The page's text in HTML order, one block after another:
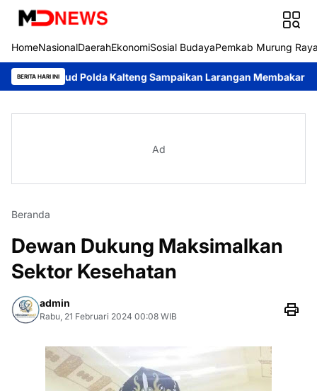
HomeNasionalDaerahEkonomiSosial BudayaPemkab Murung
BERITA HARI INI
Polda Kalteng Sampaikan Larangan Membakar Hutan dan
Ad
Beranda
Dewan Dukung Maksimalkan
Sektor Kesehatan
admin
Rabu, 21 Februari 2024 00:08 WIB